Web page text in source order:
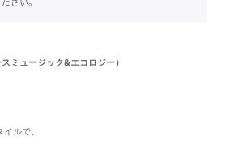
ュージック&エコロジー）
ルで、